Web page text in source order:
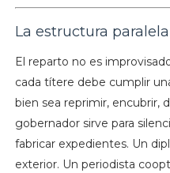
La estructura
El reparto no es
cada títere debe cumplir
bien sea reprimir, encubrir,
gobernador sirve para
fabricar expedientes. Un
exterior. Un periodista